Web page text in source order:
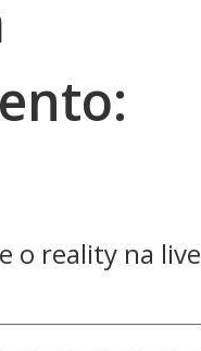
o reality na live